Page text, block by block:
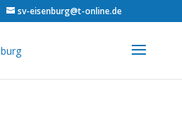
sv-eisenburg@t-online.de